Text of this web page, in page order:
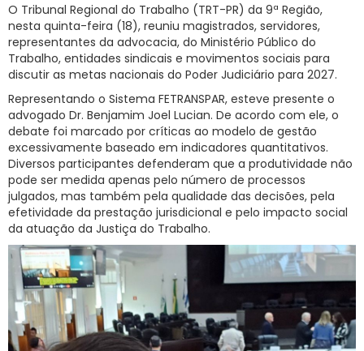
O Tribunal Regional do Trabalho (TRT-PR) da 9ª Região,
nesta quinta-feira (18), reuniu magistrados, servidores,
representantes da advocacia, do Ministério Público do
Trabalho, entidades sindicais e movimentos sociais para
discutir as metas nacionais do Poder Judiciário para 2027.
Representando o Sistema FETRANSPAR, esteve presente o
advogado Dr. Benjamim Joel Lucian. De acordo com ele, o
debate foi marcado por críticas ao modelo de gestão
excessivamente baseado em indicadores quantitativos.
Diversos participantes defenderam que a produtividade não
pode ser medida apenas pelo número de processos
julgados, mas também pela qualidade das decisões, pela
efetividade da prestação jurisdicional e pelo impacto social
da atuação da Justiça do Trabalho.